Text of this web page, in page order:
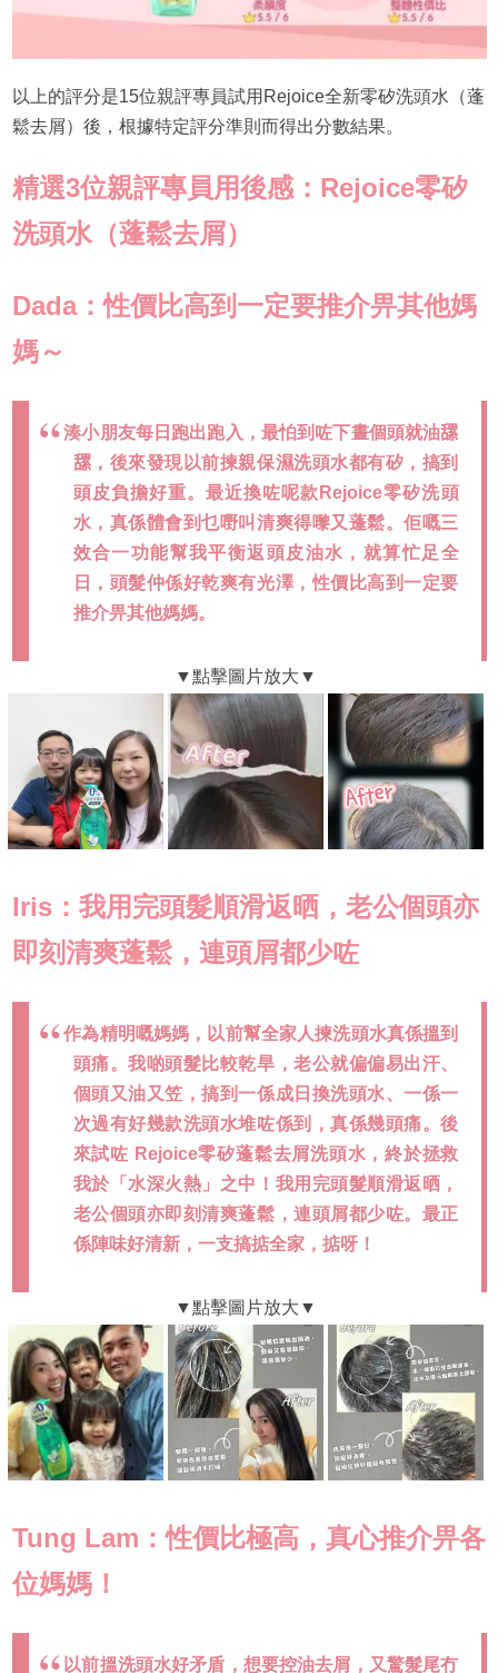
以上的評分是15位親評專員試用Rejoice全新零矽洗頭水（蓬
鬆去屑）後，根據特定評分準則而得出分數結果。
精選3位親評專員用後感：Rejoice零矽
洗頭水（蓬鬆去屑）
Dada：性價比高到一定要推介畀其他媽
媽～
湊小朋友每日跑出跑入，最怕到咗下晝個頭就油𦧲
𦧲，後來發現以前揀親保濕洗頭水都有矽，搞到
頭皮負擔好重。最近換咗呢款Rejoice零矽洗頭
水，真係體會到乜嘢叫清爽得嚟又蓬鬆。佢嘅三
效合一功能幫我平衡返頭皮油水，就算忙足全
日，頭髮仲係好乾爽有光澤，性價比高到一定要
推介畀其他媽媽。
Iris：我用完頭髮順滑返晒，老公個頭亦
即刻清爽蓬鬆，連頭屑都少咗
作為精明嘅媽媽，以前幫全家人揀洗頭水真係搵到
頭痛。我啲頭髮比較乾旱，老公就偏偏易出汗、
個頭又油又笠，搞到一係成日換洗頭水、一係一
次過有好幾款洗頭水堆咗係到，真係幾頭痛。後
來試咗 Rejoice零矽蓬鬆去屑洗頭水，終於拯救
我於「水深火熱」之中！我用完頭髮順滑返晒，
老公個頭亦即刻清爽蓬鬆，連頭屑都少咗。最正
係陣味好清新，一支搞掂全家，掂呀！
Tung Lam：性價比極高，真心推介畀各
位媽媽！
以前搵洗頭水好矛盾，想要控油去屑，又驚髮尾冇